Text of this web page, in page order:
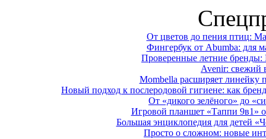
От цветов до пения птиц:
Фингербук от Abumba: для
Проверенные летние
Avenir: свежий
Mombella расширяет линейку
Новый подход к послеродовой гигиене: как
От «дикого зелёного» до
Игровой планшет «Таппи 9в1»
Большая энциклопедия для детей
Просто о сложном: новые